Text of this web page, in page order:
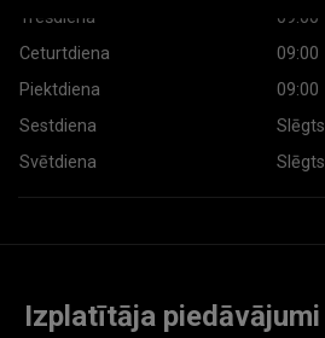
Trešdiena
09:00
Ceturtdiena
09:00
Piektdiena
09:00
Sestdiena
Slēgts
Svētdiena
Slēgts
Izplatītāja piedāvājumi